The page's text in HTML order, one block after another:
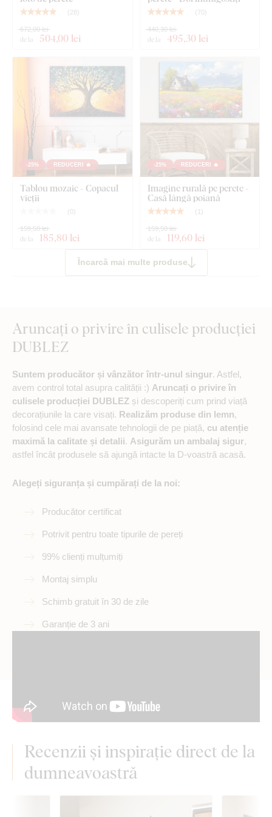
( 28 )
de la 504,00 lei
672,00 lei
( 70 )
de la 495,30 lei
440,30 lei
-25% REDUCERI 🔥
Tablou mozaic - Copacul
vieții
( 0)
de la 185,80 lei
159,50 lei
-25% REDUCERI 🔥
Imagine rurală pe perete -
Casă lângă poiană
( 1 )
de la 119,60 lei
159,50 lei
Încarcă mai multe produse
Aruncați o privire în culisele producției
DUBLEZ
Suntem producător și vânzător într-unul singur. Astfel,
avem control total asupra calității :) Aruncați o privire în
culisele producției DUBLEZ și descoperiți cum prind viață
decorațiunile la care visați. Realizăm produse din lemn,
folosind cele mai avansate tehnologii de pe piață, cu atenție
maximă la calitate și detalii. Asigurăm un ambalaj sigur,
astfel încât produsele să ajungă intacte la D-voastră acasă.
Alegeți siguranța și cumpărați de la noi:
Producător certificat
Potrivit pentru toate tipurile de pereți
99% clienți mulțumiți
Montaj simplu
Schimb gratuit în 30 de zile
Garanție de 3 ani
Recenzii și inspirație direct de la
dumneavoastră